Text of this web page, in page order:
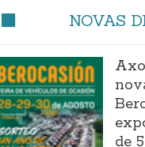
NOVAS
de